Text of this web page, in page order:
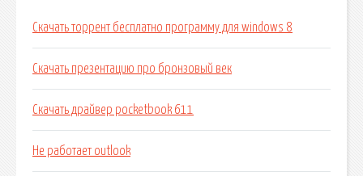
Скачать торрент бесплатно программу для windows 8
Скачать презентацию про бронзовый век
Скачать драйвер pocketbook 611
Не работает outlook